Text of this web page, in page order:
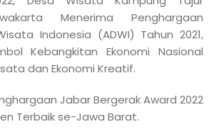
Menerima Penghargaan
Indonesia (ADWI) Tahun 2021,
Kebangkitan Ekonomi Nasional
dan Ekonomi Kreatif.
Jabar Bergerak Award 2022
Terbaik se-Jawa Barat.